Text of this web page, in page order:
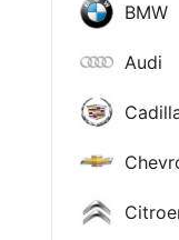
BMW
Audi